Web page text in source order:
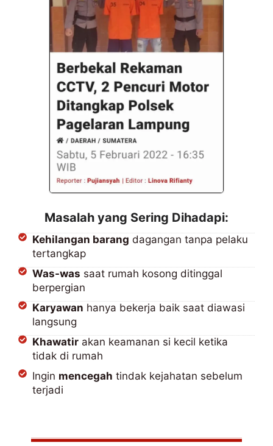
Masalah yang Sering Dihadapi:
Kehilangan barang dagangan tanpa pelaku
tertangkap
Was-was saat rumah kosong ditinggal
berpergian
Karyawan hanya bekerja baik saat diawasi
langsung
Khawatirakan keamanan si kecil ketika
tidak di rumah
Ingin mencegah tindak kejahatan sebelum
terjadi